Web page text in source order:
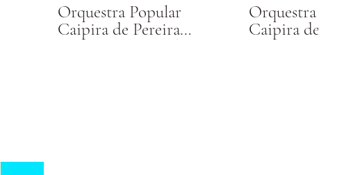
Orquestra Popular
Caipira de Pereira
Barreto executando
Orquestra
Caipira de
Barreto